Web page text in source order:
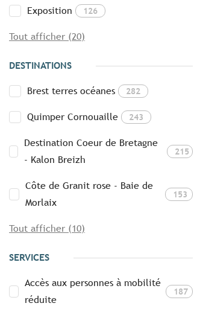
Exposition 126
Tout afficher (20)
DESTINATIONS
Brest terres océanes 282
Quimper Cornouaille 243
Destination Coeur de Bretagne
- Kalon Breizh
215
Côte de Granit rose - Baie de
Morlaix
153
Tout afficher (10)
SERVICES
Accès aux personnes à mobilité
réduite
187